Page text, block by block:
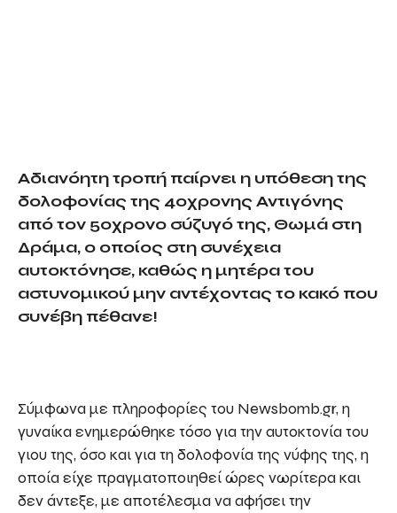
Αδιανόητη τροπή παίρνει η υπόθεση της
δολοφονίας της 40χρονης Αντιγόνης
από τον 50χρονο σύζυγό της, Θωμά στη
Δράμα, ο οποίος στη συνέχεια
αυτοκτόνησε, καθώς η μητέρα του
αστυνομικού μην αντέχοντας το κακό που
συνέβη πέθανε!
Σύμφωνα με πληροφορίες του Newsbomb.gr, η
γυναίκα ενημερώθηκε τόσο για την αυτοκτονία του
γιου της, όσο και για τη δολοφονία της νύφης της, η
οποία είχε πραγματοποιηθεί ώρες νωρίτερα και
δεν άντεξε, με αποτέλεσμα να αφήσει την